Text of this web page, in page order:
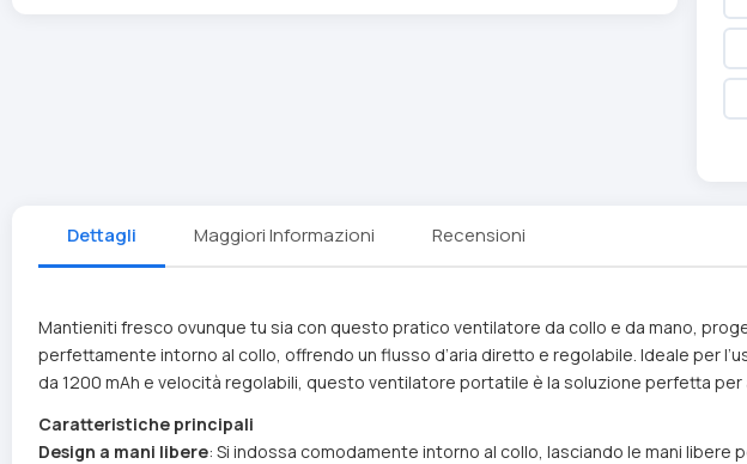
Dettagli Maggiori Informazioni Recensioni
Mantieniti fresco ovunque tu sia con questo pratico ventilatore da collo e da mano,
perfettamente intorno al collo, offrendo un flusso d’aria diretto e regolabile. Ideale per
da 1200 mAh e velocità regolabili, questo ventilatore portatile è la soluzione perfetta
Caratteristiche principali
Design a mani libere: Si indossa comodamente intorno al collo, lasciando le mani libere